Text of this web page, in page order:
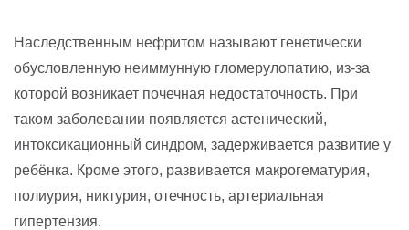
Наследственным нефритом называют генетически
обусловленную неиммунную гломерулопатию, из-за
которой возникает почечная недостаточность. При
таком заболевании появляется астенический,
интоксикационный синдром, задерживается развитие у
ребёнка. Кроме этого, развивается макрогематурия,
полиурия, никтурия, отечность, артериальная
гипертензия.